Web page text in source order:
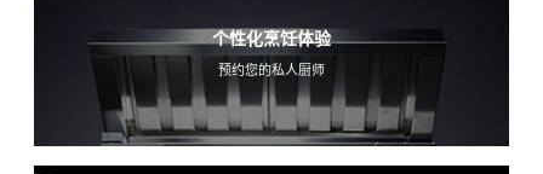
个性化烹饪体验
预约您的私人厨师